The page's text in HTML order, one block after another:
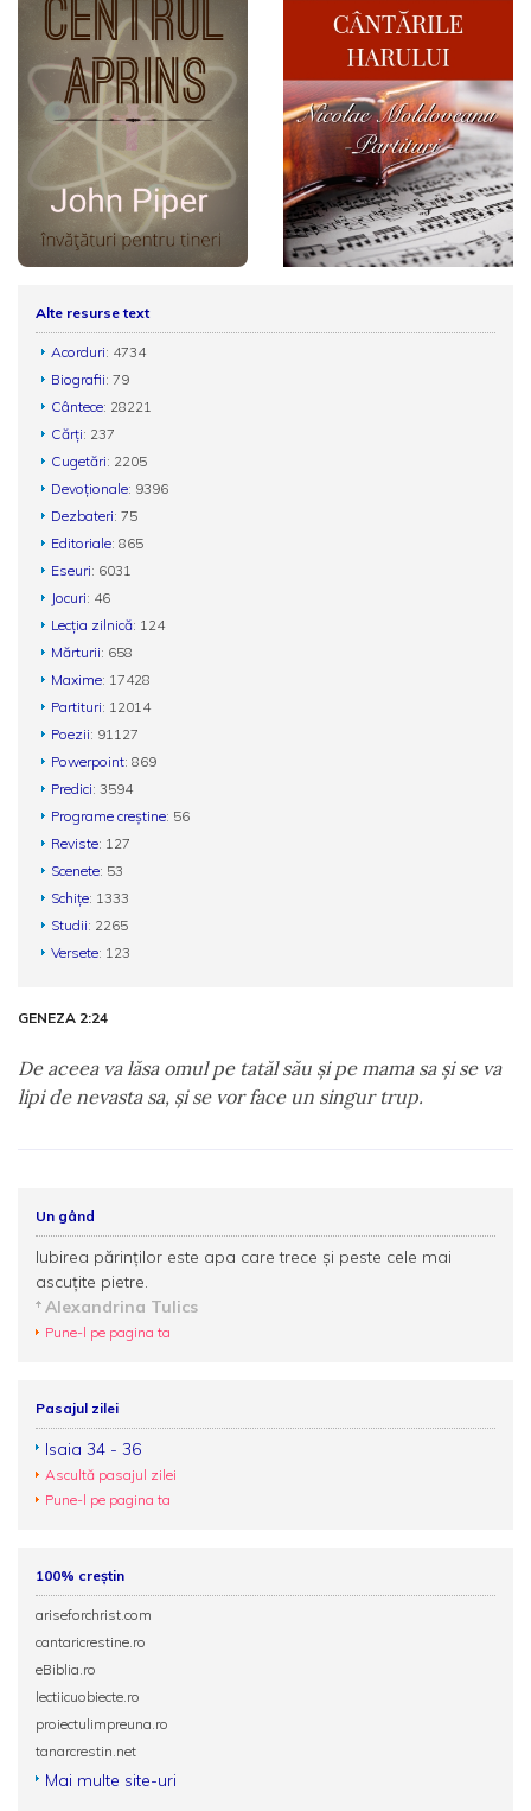
Alte resurse text
Acorduri: 4734
Biografii: 79
Cântece: 28221
Cărți: 237
Cugetări: 2205
Devoționale: 9396
Dezbateri: 75
Editoriale: 865
Eseuri: 6031
Jocuri: 46
Lecția zilnică: 124
Mărturii: 658
Maxime: 17428
Partituri: 12014
Poezii: 91127
Powerpoint: 869
Predici: 3594
Programe creștine: 56
Reviste: 127
Scenete: 53
Schițe: 1333
Studii: 2265
Versete: 123
GENEZA 2:24
De aceea va lăsa omul pe tatăl său şi pe mama sa şi se va
lipi de nevasta sa, şi se vor face un singur trup.
Un gând
Iubirea părinților este apa care trece și peste cele mai
ascuțite pietre.
Alexandrina Tulics
Pune-l pe pagina ta
Pasajul zilei
Isaia 34 - 36
Ascultă pasajul zilei
Pune-l pe pagina ta
100% creștin
ariseforchrist.com
cantaricrestine.ro
eBiblia.ro
lectiicuobiecte.ro
proiectulimpreuna.ro
tanarcrestin.net
Mai multe site-uri